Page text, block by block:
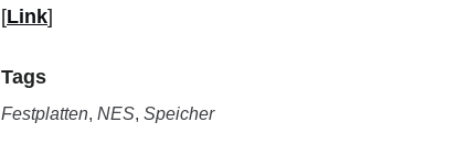
[Link]
Tags
Festplatten, NES, Speicher